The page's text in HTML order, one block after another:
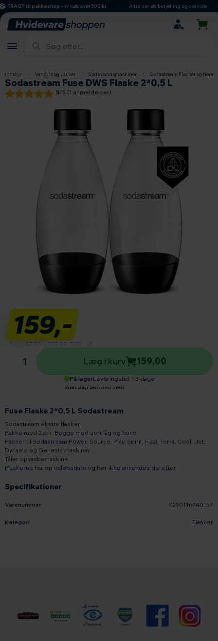
hovedindhold
søgning
navigation
indkøbskurv
FRAGT til pakkeshop– v/ køb over 500 kr. Altid seriøs betjening og service
Vand, Is og Juicer Sodavandsmaskiner Sodastream Flasker og flere
Sodastream Fuse DWS Flaske 2*0,5 L
5/5 (1 anmeldelser)
Specifikationer
Varenummer 7290116740157
Kategori Flasker
Fuse Flaske 2*0,5 L Sodastream
Sodastream ekstra flasker
Pakke med 2 stk. Begge med sort låg og bund.
Passer til Sodastream Power, Source, Play, Spirit, Fizzi, Terra, Cool, Jet,
Dynamo og Genesis maskiner
Tåler opvaskemaskine.
Flaskerne har en udløbsdato og bør ikke anvendes derefter
159,-
+ fragt 43,00 202,00 DKK i alt
På lager Leveringstid 1-3 dage
Antal produkter
Læg i kurv 159,00